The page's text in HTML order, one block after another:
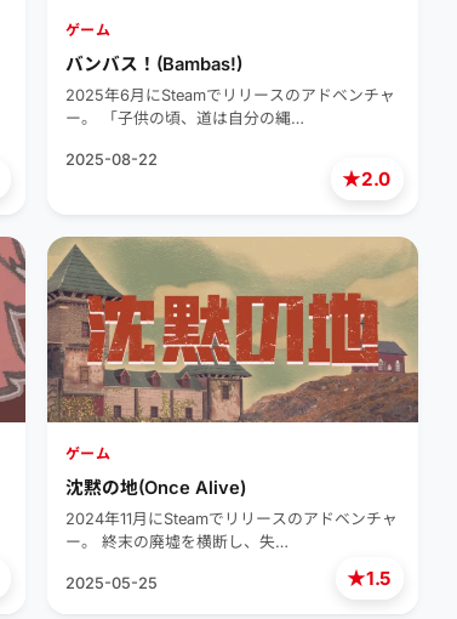
★2.0
ゲーム
バンバス！(Bambas!)
2025年6月にSteamでリリースのアドベンチャ
ー。 「子供の頃、道は自分の縄…
2025-08-22
★1.5
ゲーム
沈黙の地(Once Alive)
2024年11月にSteamでリリースのアドベンチャ
ー。 終末の廃墟を横断し、失…
2025-05-25